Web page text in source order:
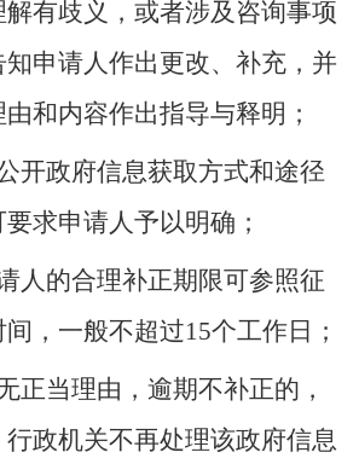
有歧义，或者涉及咨询事项
申请人作出更改、补充，并
和内容作出指导与释明；
开政府信息获取方式和途径
求申请人予以明确；
人的合理补正期限可参照征
，一般不超过15个工作日；
正当理由，逾期不补正的，
政机关不再处理该政府信息